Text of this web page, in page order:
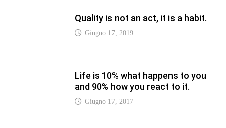
Giugno 17, 2019
Vaticannews.va/it – Pizzaballa: